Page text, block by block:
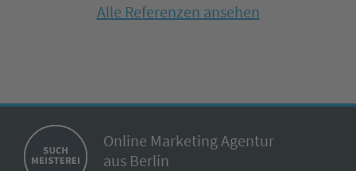
Alle Referenzen ansehen
Online Marketing Agentur
aus Berlin